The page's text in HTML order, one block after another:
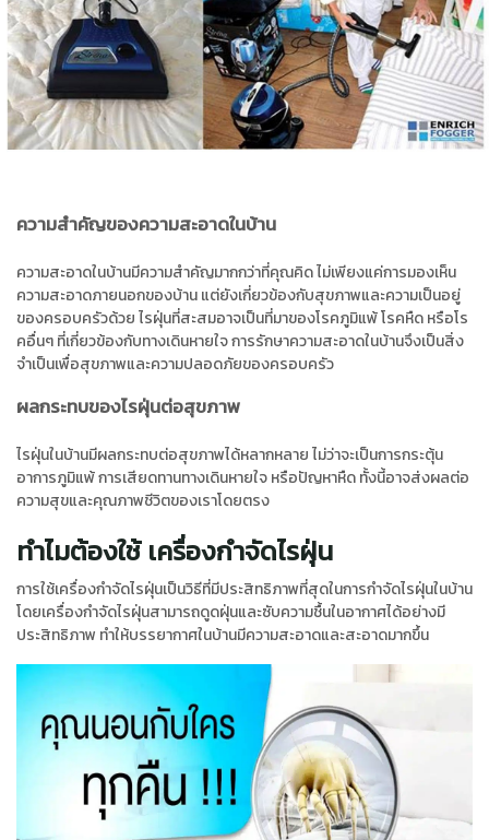
ความสำคัญของความสะอาดในบ้าน
ความสะอาดในบ้านมีความสำคัญมากกว่าที่คุณคิด ไม่เพียงแค่การมองเห็น
ความสะอาดภายนอกของบ้าน แต่ยังเกี่ยวข้องกับสุขภาพและความเป็นอยู่
ของครอบครัวด้วย ไรฝุ่นที่สะสมอาจเป็นที่มาของโรคภูมิแพ้ โรคหืด หรือโร
คอื่นๆ ที่เกี่ยวข้องกับทางเดินหายใจ การรักษาความสะอาดในบ้านจึงเป็นสิ่ง
จำเป็นเพื่อสุขภาพและความปลอดภัยของครอบครัว
ผลกระทบของไรฝุ่นต่อสุขภาพ
ไรฝุ่นในบ้านมีผลกระทบต่อสุขภาพได้หลากหลาย ไม่ว่าจะเป็นการกระตุ้น
อาการภูมิแพ้ การเสียดทานทางเดินหายใจ หรือปัญหาหืด ทั้งนี้อาจส่งผลต่อ
ความสุขและคุณภาพชีวิตของเราโดยตรง
ทำไมต้องใช้ เครื่องกำจัดไรฝุ่น
การใช้เครื่องกำจัดไรฝุ่นเป็นวิธีที่มีประสิทธิภาพที่สุดในการกำจัดไรฝุ่นในบ้าน
โดยเครื่องกำจัดไรฝุ่นสามารถดูดฝุ่นและซับความชื้นในอากาศได้อย่างมี
ประสิทธิภาพ ทำให้บรรยากาศในบ้านมีความสะอาดและสะอาดมากขึ้น